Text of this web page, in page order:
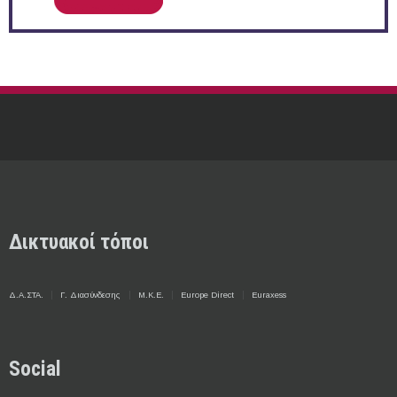
Δικτυακοί τόποι
Δ.Α.ΣΤΑ. Γ. Διασύνδεσης Μ.Κ.Ε. Europe Direct Euraxess
Social